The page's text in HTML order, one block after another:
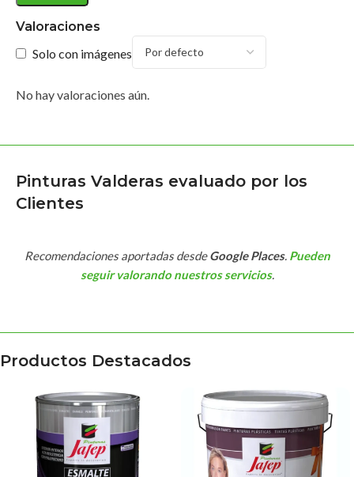
Valoraciones
Solo con imágenes
No hay valoraciones aún.
Pinturas Valderas evaluado por los
Clientes
Recomendaciones aportadas desdeGoogle Places. Pueden
seguir valorando nuestros servicios.
Productos Destacados